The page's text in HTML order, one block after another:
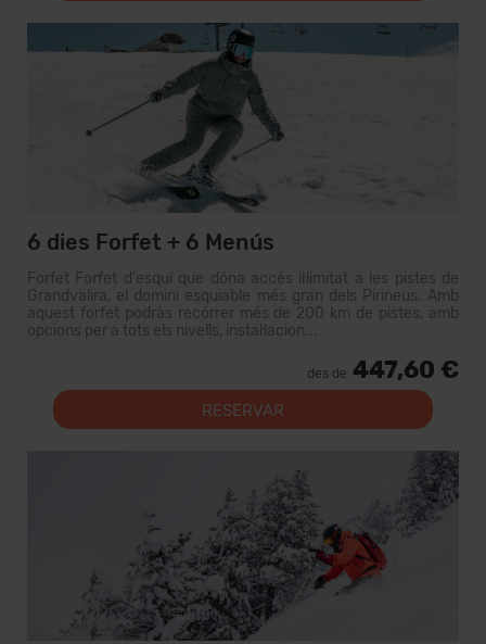
6 dies Forfet + 6 Menús
Forfet Forfet d'esquí que dóna accés il·limitat a les pistes de
Grandvalira, el domini esquiable més gran dels Pirineus. Amb
aquest forfet podràs recórrer més de 200 km de pistes, amb
opcions per a tots els nivells, instal·lacion...
des de 447,60 €
RESERVAR